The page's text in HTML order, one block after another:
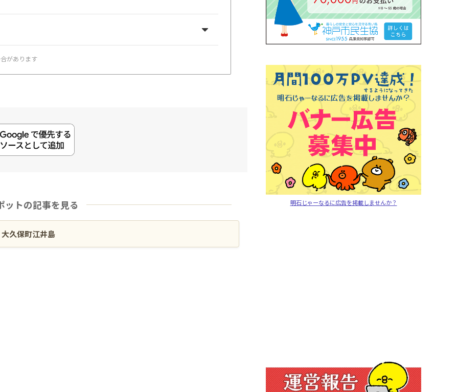
があります
ットの記事を見る
大久保町江井島
明石じゃーなるに広告を掲載しませんか？